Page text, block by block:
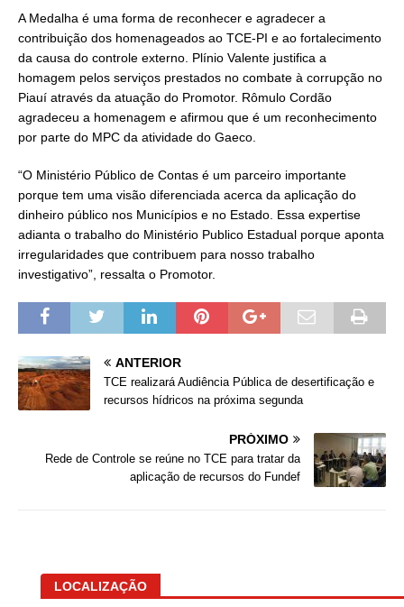
A Medalha é uma forma de reconhecer e agradecer a
contribuição dos homenageados ao TCE-PI e ao fortalecimento
da causa do controle externo. Plínio Valente justifica a
homagem pelos serviços prestados no combate à corrupção no
Piauí através da atuação do Promotor. Rômulo Cordão
agradeceu a homenagem e afirmou que é um reconhecimento
por parte do MPC da atividade do Gaeco.
“O Ministério Público de Contas é um parceiro importante
porque tem uma visão diferenciada acerca da aplicação do
dinheiro público nos Municípios e no Estado. Essa expertise
adianta o trabalho do Ministério Publico Estadual porque aponta
irregularidades que contribuem para nosso trabalho
investigativo”, ressalta o Promotor.
ANTERIOR
TCE realizará Audiência Pública de desertificação e
recursos hídricos na próxima segunda
PRÓXIMO
Rede de Controle se reúne no TCE para tratar da
aplicação de recursos do Fundef
LOCALIZAÇÃO